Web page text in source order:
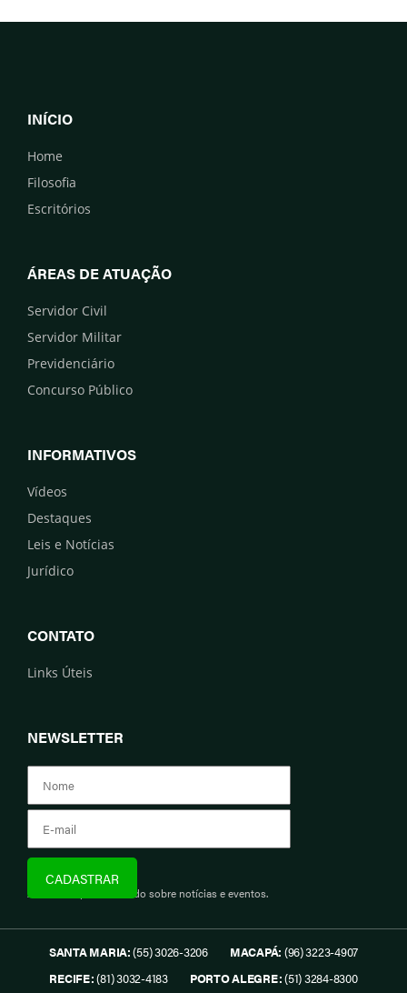
INÍCIO
Home
Filosofia
Escritórios
ÁREAS DE ATUAÇÃO
Servidor Civil
Servidor Militar
Previdenciário
Concurso Público
INFORMATIVOS
Vídeos
Destaques
Leis e Notícias
Jurídico
CONTATO
Links Úteis
NEWSLETTER
Assine e fique informado sobre notícias e eventos.
SANTA MARIA:(55) 3026-3206 MACAPÁ: (96) 3223-4907
RECIFE:(81) 3032-4183 PORTO ALEGRE:(51) 3284-8300